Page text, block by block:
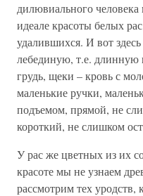
дилювиального
идеале красоты белых
удалившихся. И вот
лебединую, т.е.
грудь, щеки – кровь с
маленькие ручки,
подъемом, прямой, не
короткий, не слишком
У рас же цветных из их
красоте мы не узнаем
рассмотрим тех